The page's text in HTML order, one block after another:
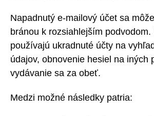
Napadnutý e-mailový účet sa
bránou k rozsiahlejším
používajú ukradnuté účty na
údajov, obnovenie hesiel na iných
vydávanie sa za obeť.
Medzi možné následky patria: